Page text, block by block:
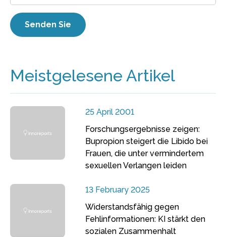
Meistgelesene Artikel
25 April 2001
Forschungsergebnisse zeigen:
Bupropion steigert die Libido bei
Frauen, die unter vermindertem
sexuellen Verlangen leiden
13 February 2025
Widerstandsfähig gegen
Fehlinformationen: KI stärkt den
sozialen Zusammenhalt